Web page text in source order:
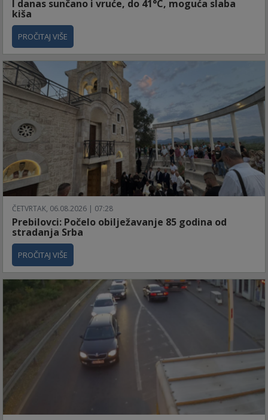
I danas sunčano i vruće, do 41°C, moguća slaba
kiša
PROČITAJ VIŠE
ČETVRTAK, 06.08.2026 | 07:28
Prebilovci: Počelo obilježavanje 85 godina od
stradanja Srba
PROČITAJ VIŠE